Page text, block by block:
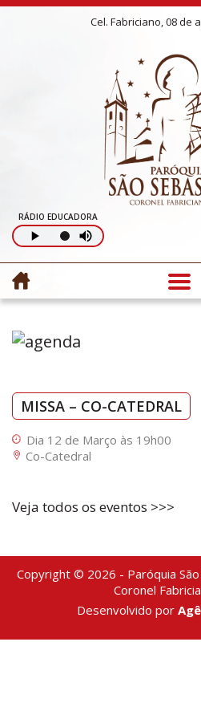
Cel. Fabriciano, 08 de
RÁDIO EDUCADORA
MISSA – CO-CATEDRAL
Dia 12 de Março às 19h00
Co-Catedral
Veja todos os eventos >>>
Copyright © 2026 - Paróquia
Coronel
Desenvolvido por